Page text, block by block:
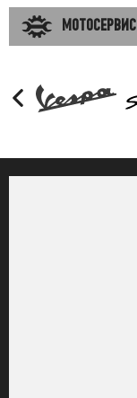
МОТОСЕРВИС